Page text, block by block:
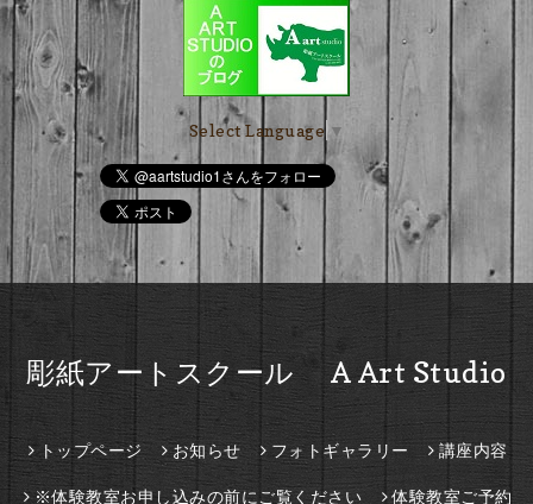
Select Language ▼
彫紙アートスクール A Art Studio
トップページ お知らせ フォトギャラリー 講座内容
※体験教室お申し込みの前にご覧ください 体験教室ご予約